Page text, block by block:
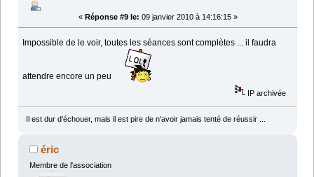
« Réponse #9 le: 09 janvier 2010 à 14:16:15 »
Impossible de le voir, toutes les séances sont complètes ... il faudra
attendre encore un peu
IP archivée
Il est dur d'échouer, mais il est pire de n'avoir jamais tenté de réussir ...
éric
Membre de l'association